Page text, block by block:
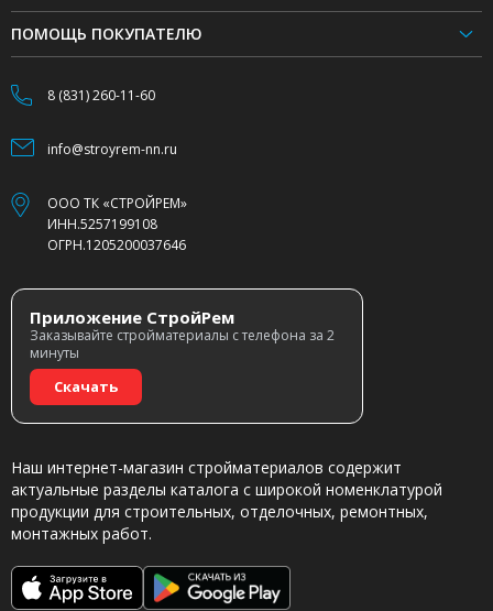
ПОМОЩЬ ПОКУПАТЕЛЮ
8 (831) 260-11-60
info@stroyrem-nn.ru
ООО ТК «СТРОЙРЕМ»
ИНН.5257199108
ОГРН.1205200037646
Приложение СтройРем
Заказывайте стройматериалы с телефона за 2
минуты
Скачать
Наш интернет-магазин стройматериалов содержит
актуальные разделы каталога с широкой номенклатурой
продукции для строительных, отделочных, ремонтных,
монтажных работ.